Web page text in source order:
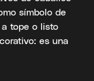
símbolo de
tope o listo
es una